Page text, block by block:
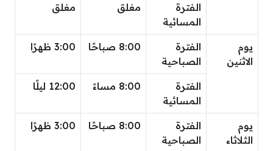
الفترة
المسائية
مغلق مغلق
يوم
الاثنين
الفترة
الصباحية
8:00 صباحًا 3:00 ظهرًا
الفترة
المسائية
8:00 مساءً 12:00 ليلًا
يوم
الثلاثاء
الفترة
الصباحية
8:00 صباحًا 3:00 ظهرًا